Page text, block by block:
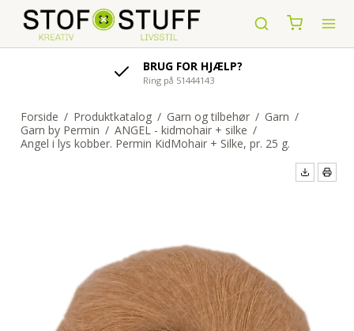
AFSENDELSE AF ORDRE
indenfor 1-4 hverdage
Forside / Produktkatalog / Garn og tilbehør / Garn /
Garn by Permin / ANGEL - kidmohair + silke /
Angel i lys kobber. Permin KidMohair + Silke, pr. 25 g.